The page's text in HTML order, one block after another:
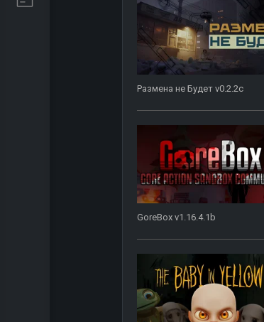
Размена не Будет v0.2.2c
GoreBox v1.16.4.1b